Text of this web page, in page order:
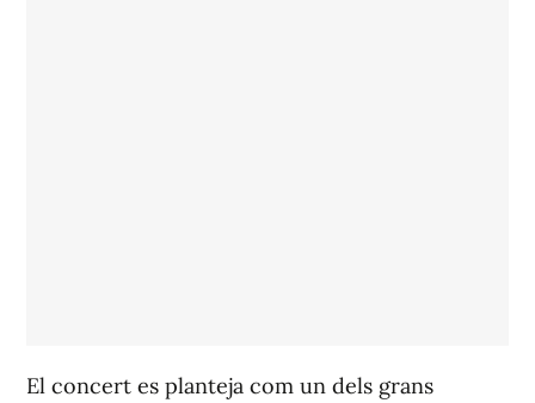
El concert es planteja com un dels grans